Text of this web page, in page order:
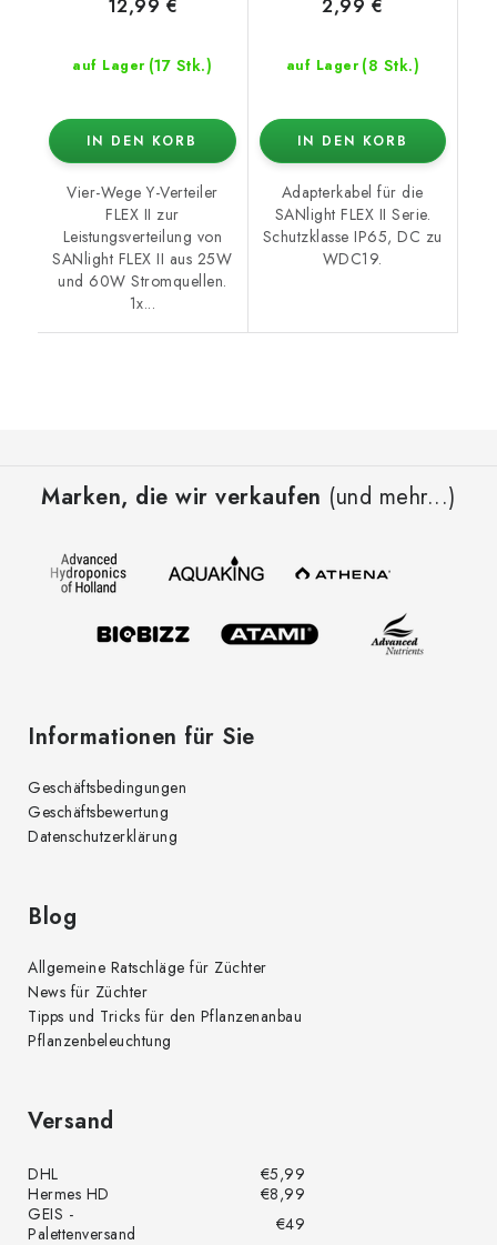
auf Lager (17 Stk.)
12,99 €
IN DEN KORB
Vier-Wege Y-Verteiler
FLEX II zur
Leistungsverteilung von
SANlight FLEX II aus 25W
und 60W Stromquellen.
1x...
auf Lager (8 Stk.)
2,99 €
IN DEN KORB
Adapterkabel für die
SANlight FLEX II Serie.
Schutzklasse IP65, DC zu
WDC19.
Marken, die wir verkaufen (und mehr...)
Informationen für Sie
Geschäftsbedingungen
Geschäftsbewertung
Datenschutzerklärung
Blog
Allgemeine Ratschläge für Züchter
News für Züchter
Tipps und Tricks für den Pflanzenanbau
Pflanzenbeleuchtung
Versand
DHL
€5,99
Hermes HD
€8,99
GEIS -
Palettenversand
€49